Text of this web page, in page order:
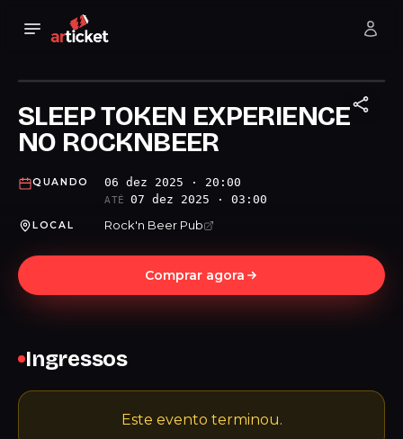
SLEEP TOKEN EXPERIENCE
NO ROCKNBEER
QUANDO 06 dez 2025 · 20:00
ATÉ 07 dez 2025 · 03:00
LOCAL Rock'n Beer Pub
Comprar agora
Ingressos
Este evento terminou.